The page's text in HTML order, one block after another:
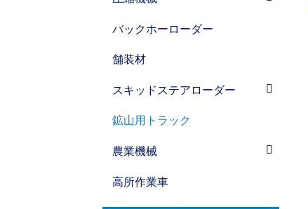
バックホーローダー
舗装材
スキッドステアローダー
鉱山用トラック
農業機械
高所作業車